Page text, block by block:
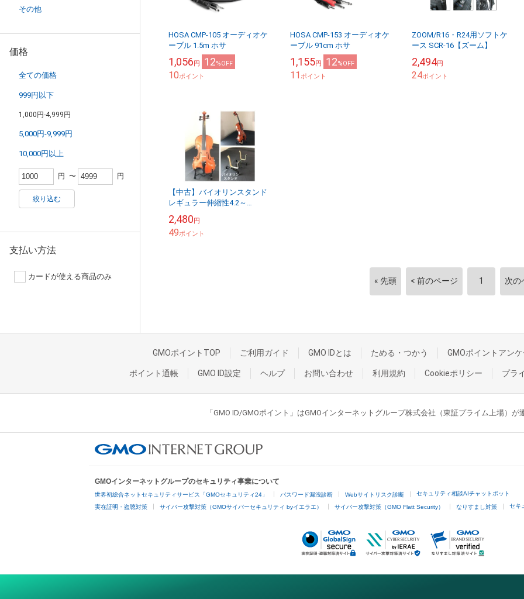
その他
価格
全ての価格
999円以下
1,000円-4,999円
5,000円-9,999円
10,000円以上
円 〜 円
絞り込む
支払い方法
カードが使える商品のみ
HOSA CMP-105 オーディオケ
ーブル 1.5m ホサ
1,056円 12%OFF
10ポイント
HOSA CMP-153 オーディオケ
ーブル 91cm ホサ
1,155円 12%OFF
11ポイント
ZOOM/R16・R24用ソフトケ
ース SCR-16【ズーム】
2,494円
24ポイント
【中古】バイオリンスタンド
レギュラー伸縮性4.2～
幅7cm5cm
2,480円
49ポイント
« 先頭 < 前のページ 1 次の
GMOポイントTOP ご利用ガイド GMO IDとは ためる・つかう GMOポイントアンケ
ポイント通帳 GMO ID設定 ヘルプ お問い合わせ 利用規約 Cookieポリシー プラ
「GMO ID/GMOポイント」はGMOインターネットグループ株式会社（東証プライム上場）が
GMOインターネットグループのセキュリティ事業について
世界初総合ネットセキュリティサービス「GMOセキュリティ24」 パスワード漏洩診断 Webサイトリスク診断 セキュリティ相談AIチャットボット
実在証明・盗聴対策 サイバー攻撃対策（GMOサイバーセキュリティ byイエラエ） サイバー攻撃対策（GMO Flatt Security） なりすまし対策 セキ